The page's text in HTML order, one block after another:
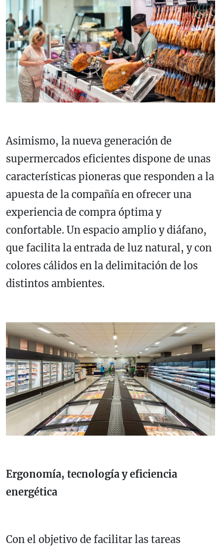
Asimismo, la nueva generación de
supermercados eficientes dispone de unas
características pioneras que responden a la
apuesta de la compañía en ofrecer una
experiencia de compra óptima y
confortable. Un espacio amplio y diáfano,
que facilita la entrada de luz natural, y con
colores cálidos en la delimitación de los
distintos ambientes.
Ergonomía, tecnología y eficiencia
energética
Con el objetivo de facilitar las tareas